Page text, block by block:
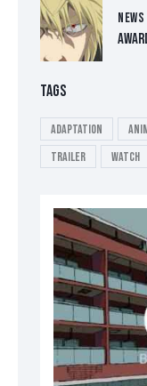
NEWS
TAGS
Adaptation
Trailer
Watch